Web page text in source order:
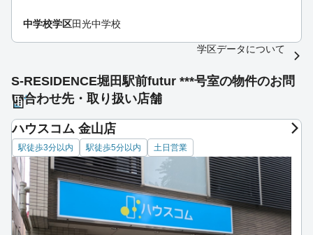
中学校学区田光中学校
学区データについて
S-RESIDENCE堀田駅前futur ***号室の物件のお問
い合わせ先・取り扱い店舗
ハウスコム 金山店
駅徒歩3分以内 駅徒歩5分以内 土日営業